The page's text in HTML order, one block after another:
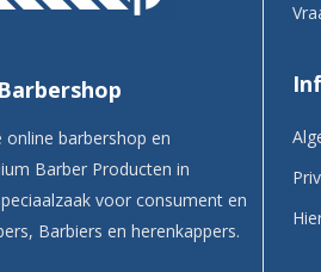
barbershop en
Barber Producten in
voor consument en
Barbiers en herenkappers.